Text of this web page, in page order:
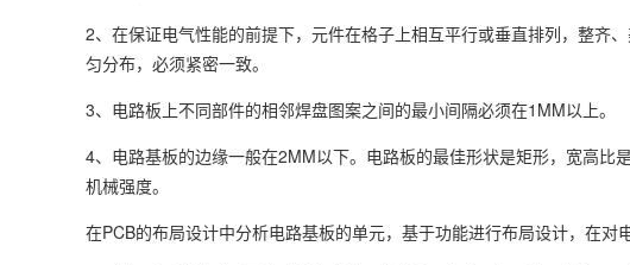
2、在保证电气性能的前提下，元件在格子上相互平行或垂直排列，整齐
匀分布，必须紧密一致。
3、电路板上不同部件的相邻焊盘图案之间的最小间隔必须在1MM以上。
4、电路基板的边缘一般在2MM以下。电路板的最佳形状是矩形，宽高
机械强度。
在PCB的布局设计中分析电路基板的单元，基于功能进行布局设计，在对